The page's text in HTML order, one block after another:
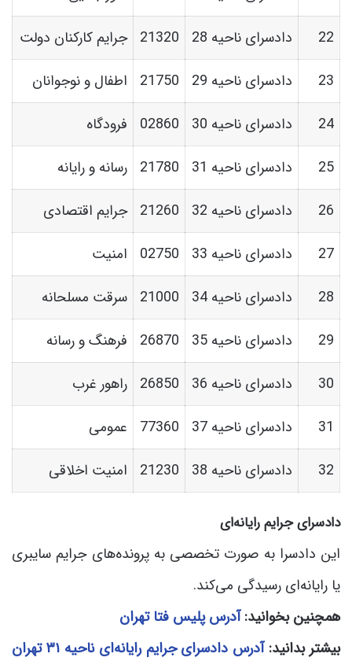
22
دادسرای ناحیه 28 21320
جرایم کارکنان دولت
23
دادسرای ناحیه 29 21750
اطفال و نوجوانان
24
دادسرای ناحیه 30 02860
فرودگاه
25
دادسرای ناحیه 31 21780
رسانه و رایانه
26
دادسرای ناحیه 32 21260
جرایم اقتصادی
27
دادسرای ناحیه 33 02750
امنیت
28
دادسرای ناحیه 34 21000
سرقت مسلحانه
29
دادسرای ناحیه 35 26870
فرهنگ و رسانه
30
دادسرای ناحیه 36 26850
راهور غرب
31
دادسرای ناحیه 37 77360
عمومی
32
دادسرای ناحیه 38 21230 امنیت اخلاقی
دادسرای جرایم رایانه‌ای
این دادسرا به صورت تخصصی به پرونده‌های جرایم سایبری
یا رایانه‌ای رسیدگی می‌کند.
همچنین بخوانید:آدرس پلیس فتا تهران
بیشتر بدانید:
آدرس دادسرای جرایم رایانه‌ای ناحیه ۳۱ تهران